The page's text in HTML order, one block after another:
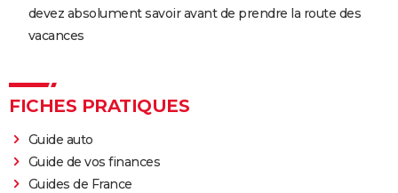
devez absolument savoir avant de prendre la route des
vacances
FICHES PRATIQUES
Guide auto
Guide de vos finances
Guides de France